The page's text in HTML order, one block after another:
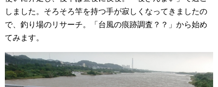
しました。そろそろ竿を持つ手が寂しくなってきましたの
で、釣り場のリサーチ。「台風の痕跡調査？？」から始め
てみます。